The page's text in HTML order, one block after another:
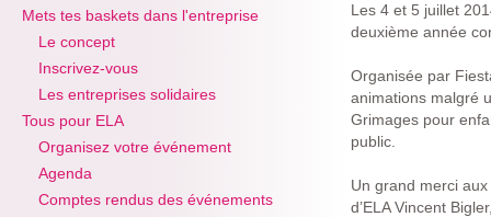
Mets tes baskets dans l'entreprise
Le concept
Inscrivez-vous
Les entreprises solidaires
Tous pour ELA
Organisez votre événement
Agenda
Comptes rendus des événements
Les 4 et 5 juillet
deuxième année
Organisée par
animations malgré
Grimages pour
public.
Un grand merci
d’ELA Vincent